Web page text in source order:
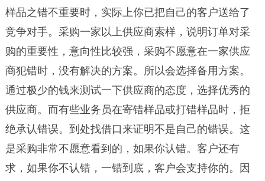
样品之错不重要时，实际上你已把自己的客户送给了
竞争对手。采购一家以上供应商索样，说明订单对采
购的重要性，意向性比较强，采购不愿意在一家供应
商犯错时，没有解决的方案。所以会选择备用方案。
通过极少的钱来测试一下供应商的态度，选择优秀的
供应商。而有些业务员在寄错样品或打错样品时，拒
绝承认错误。到处找借口来证明不是自己的错误。这
是采购非常不愿意看到的，如果你认错。客户还有
求，如果你不认错，一错到底，客户会支持你的。因